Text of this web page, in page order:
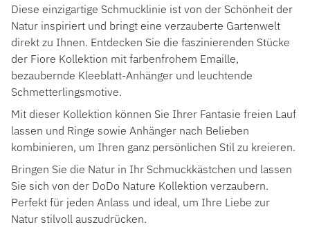
Diese einzigartige Schmucklinie ist von der Schönheit der
Natur inspiriert und bringt eine verzauberte Gartenwelt
direkt zu Ihnen. Entdecken Sie die faszinierenden Stücke
der Fiore Kollektion mit farbenfrohem Emaille,
bezaubernde Kleeblatt-Anhänger und leuchtende
Schmetterlingsmotive.
Mit dieser Kollektion können Sie Ihrer Fantasie freien Lauf
lassen und Ringe sowie Anhänger nach Belieben
kombinieren, um Ihren ganz persönlichen Stil zu kreieren.
Bringen Sie die Natur in Ihr Schmuckkästchen und lassen
Sie sich von der DoDo Nature Kollektion verzaubern.
Perfekt für jeden Anlass und ideal, um Ihre Liebe zur
Natur stilvoll auszudrücken.